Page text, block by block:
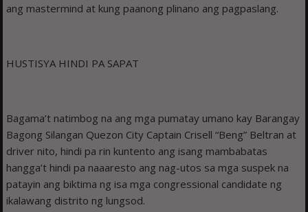
ang mastermind at kung paanong plinano ang pagpaslang.
HUSTISYA HINDI PA SAPAT
Bagama’t natimbog na ang mga pumatay umano kay Barangay
Bagong Silangan Quezon City Captain Crisell “Beng” Beltran at
driver nito, hindi pa rin kuntento ang isang mambabatas
hangga’t hindi pa naaaresto ang nag-utos sa mga suspek na
patayin ang biktima ng isa mga congressional candidate ng
ikalawang distrito ng lungsod.